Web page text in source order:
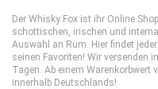
Der Whisky Fox ist ihr Online
schottischen, irischen und
Auswahl an Rum. Hier findet
seinen Favoriten! Wir versenden
Tagen. Ab einem Warenkorbwert
innerhalb Deutschlands!